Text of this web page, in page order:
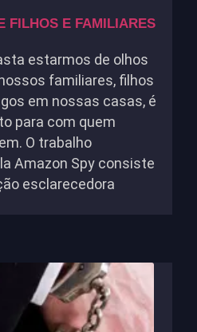
FILHOS E FAMILIARES
estarmos de olhos
familiares, filhos
em nossas casas, é
para com quem
O trabalho
Amazon Spy consiste
esclarecedora